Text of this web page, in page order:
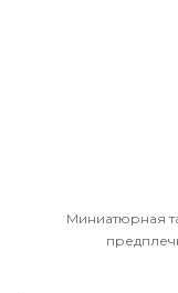
Миниатюрная